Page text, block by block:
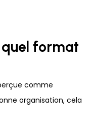
quel format
comme
organisation, cela